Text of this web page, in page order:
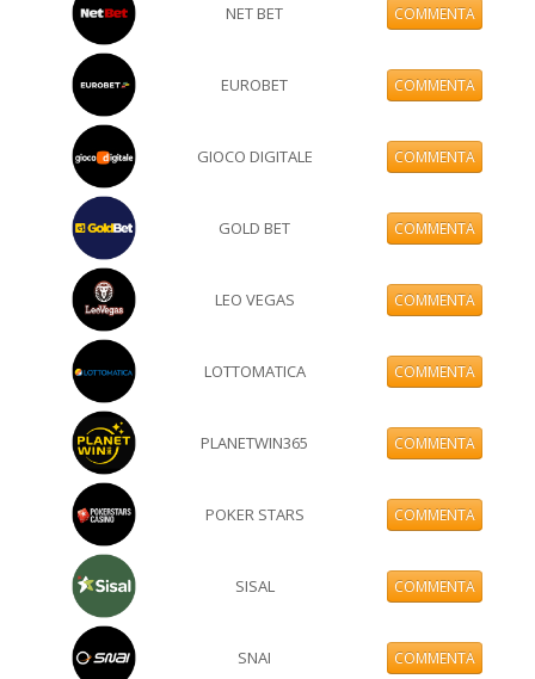
NET BET COMMENTA
EUROBET COMMENTA
GIOCO DIGITALE COMMENTA
GOLD BET COMMENTA
LEO VEGAS COMMENTA
LOTTOMATICA COMMENTA
PLANETWIN365 COMMENTA
POKER STARS COMMENTA
SISAL COMMENTA
SNAI COMMENTA